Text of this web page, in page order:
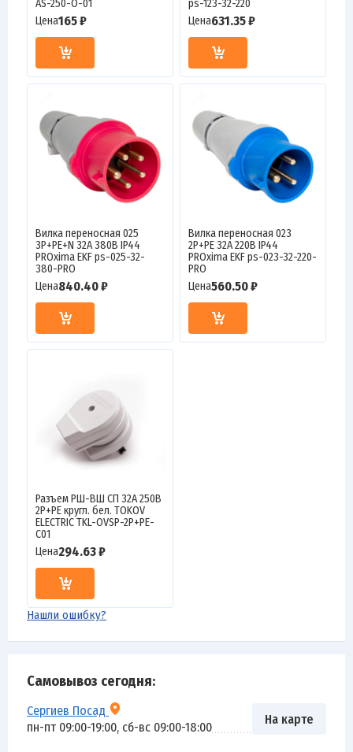
Самовывоз сегодня:
Сергиев Посад
пн-пт 09:00-19:00, сб-вс 09:00-18:00
На карте
AS-250-O-01
Цена165 ₽
ps-123-32-220
Цена631.35 ₽
Вилка переносная 025
3Р+РЕ+N 32А 380В IP44
PROxima EKF ps-025-32-
380-PRO
Цена840.40 ₽
Вилка переносная 023
2Р+РЕ 32А 220В IP44
PROxima EKF ps-023-32-220-
PRO
Цена560.50 ₽
Разъем РШ-ВШ СП 32А 250В
2P+PE кругл. бел. TOKOV
ELECTRIC TKL-OVSP-2P+PE-
C01
Цена294.63 ₽
Нашли ошибку?